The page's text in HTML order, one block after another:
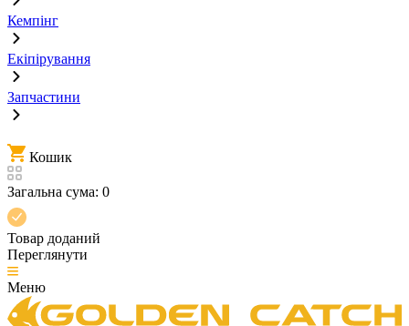
Кемпінг
Екіпірування
Запчастини
Кошик
Загальна сума: 0
Товар доданий
Переглянути
Меню